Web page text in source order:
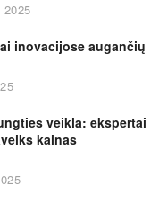
inovacijose augančių
veikla: ekspertai
kainas